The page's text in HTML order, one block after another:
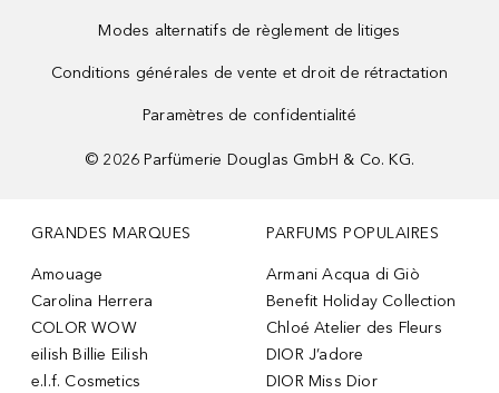
Modes alternatifs de règlement de litiges
Conditions générales de vente et droit de rétractation
Paramètres de confidentialité
© 2026 Parfümerie Douglas GmbH & Co. KG.
GRANDES MARQUES
Amouage
Carolina Herrera
COLOR WOW
eilish Billie Eilish
e.l.f. Cosmetics
PARFUMS POPULAIRES
Armani Acqua di Giò
Benefit Holiday Collection
Chloé Atelier des Fleurs
DIOR J’adore
DIOR Miss Dior